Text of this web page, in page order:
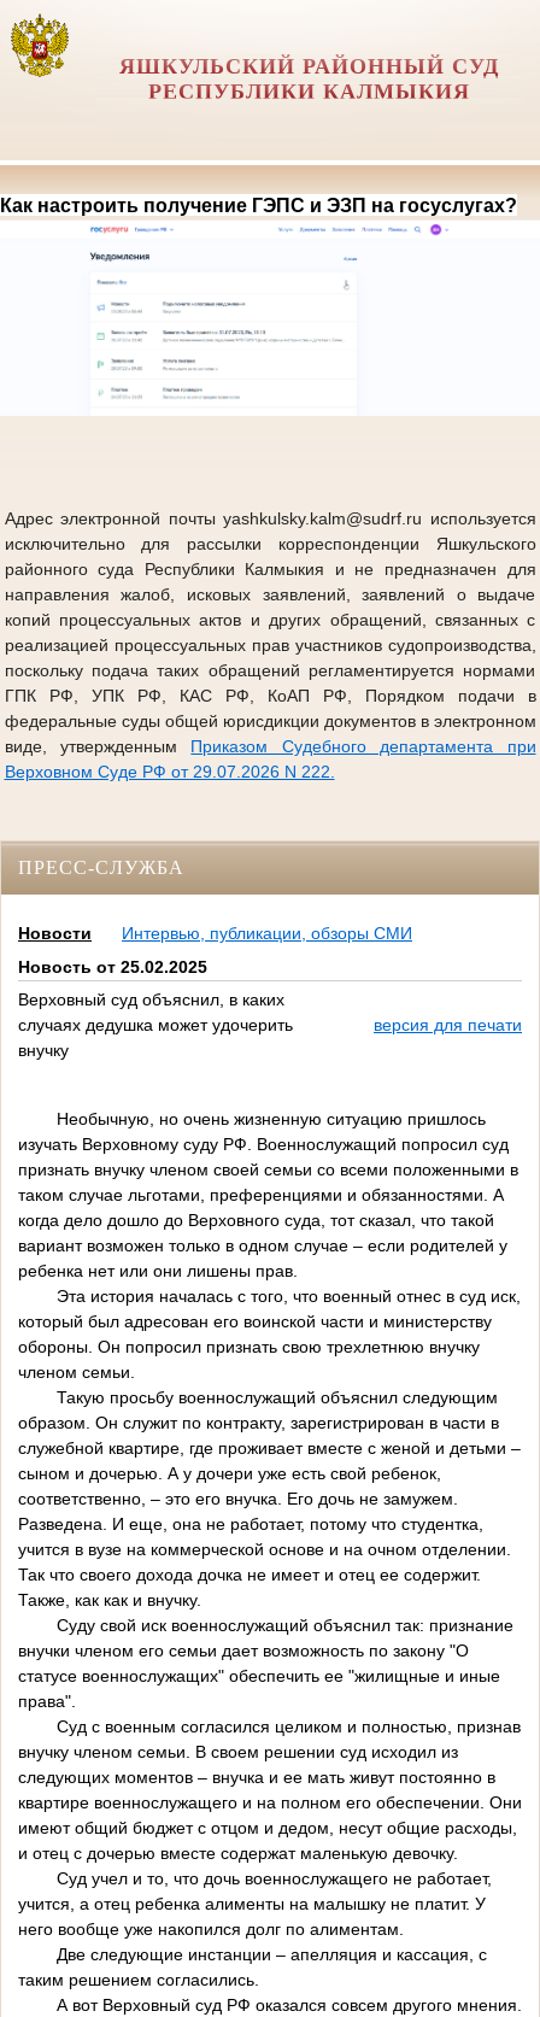
ЯШКУЛЬСКИЙ РАЙОННЫЙ СУД
РЕСПУБЛИКИ КАЛМЫКИЯ
Как настроить получение ГЭПС и ЭЗП на госуслугах?
Адрес электронной почты yashkulsky.kalm@sudrf.ru используется
исключительно для рассылки корреспонденции Яшкульского
районного суда Республики Калмыкия и не предназначен для
направления жалоб, исковых заявлений, заявлений о выдаче
копий процессуальных актов и других обращений, связанных с
реализацией процессуальных прав участников судопроизводства,
поскольку подача таких обращений регламентируется нормами
ГПК РФ, УПК РФ, КАС РФ, КоАП РФ, Порядком подачи в
федеральные суды общей юрисдикции документов в электронном
виде, утвержденным Приказом Судебного департамента при
Верховном Суде РФ от 29.07.2026 N 222.
ПРЕСС-СЛУЖБА
Новости
Интервью, публикации, обзоры СМИ
Новость от 25.02.2025
Верховный суд объяснил, в каких
случаях дедушка может удочерить
внучку
версия для печати
Необычную, но очень жизненную ситуацию пришлось
изучать Верховному суду РФ. Военнослужащий попросил суд
признать внучку членом своей семьи со всеми положенными в
таком случае льготами, преференциями и обязанностями. А
когда дело дошло до Верховного суда, тот сказал, что такой
вариант возможен только в одном случае – если родителей у
ребенка нет или они лишены прав.
Эта история началась с того, что военный отнес в суд иск,
который был адресован его воинской части и министерству
обороны. Он попросил признать свою трехлетнюю внучку
членом семьи.
Такую просьбу военнослужащий объяснил следующим
образом. Он служит по контракту, зарегистрирован в части в
служебной квартире, где проживает вместе с женой и детьми –
сыном и дочерью. А у дочери уже есть свой ребенок,
соответственно, – это его внучка. Его дочь не замужем.
Разведена. И еще, она не работает, потому что студентка,
учится в вузе на коммерческой основе и на очном отделении.
Так что своего дохода дочка не имеет и отец ее содержит.
Также, как как и внучку.
Суду свой иск военнослужащий объяснил так: признание
внучки членом его семьи дает возможность по закону "О
статусе военнослужащих" обеспечить ее "жилищные и иные
права".
Суд с военным согласился целиком и полностью, признав
внучку членом семьи. В своем решении суд исходил из
следующих моментов – внучка и ее мать живут постоянно в
квартире военнослужащего и на полном его обеспечении. Они
имеют общий бюджет с отцом и дедом, несут общие расходы,
и отец с дочерью вместе содержат маленькую девочку.
Суд учел и то, что дочь военнослужащего не работает,
учится, а отец ребенка алименты на малышку не платит. У
него вообще уже накопился долг по алиментам.
Две следующие инстанции – апелляция и кассация, с
таким решением согласились.
А вот Верховный суд РФ оказался совсем другого мнения.